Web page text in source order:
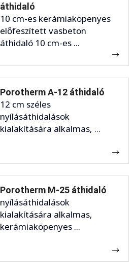
áthidaló
10 cm-es kerámiaköpenyes
előfeszített vasbeton
áthidaló 10 cm-es ...
Porotherm A-12 áthidaló
12 cm széles
nyílásáthidalások
kialakítására alkalmas, ...
Porotherm M-25 áthidaló
nyílásáthidalások
kialakítására alkalmas,
kerámiaköpenyes ...